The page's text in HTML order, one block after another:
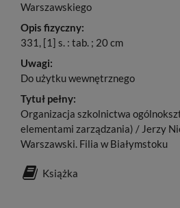
Warszawskiego
Opis fizyczny:
331, [1] s. : tab. ; 20 cm
Uwagi:
Do użytku wewnętrznego
Tytuł pełny:
Organizacja szkolnictwa
elementami zarządzania) / Jerzy
Warszawski. Filia w Białymstoku
Książka